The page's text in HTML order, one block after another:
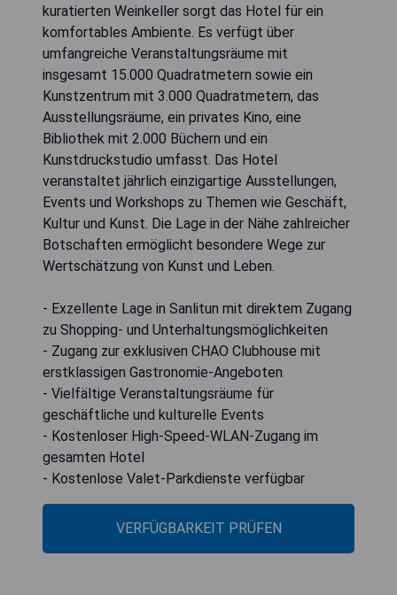
kuratierten Weinkeller sorgt das Hotel für ein
komfortables Ambiente. Es verfügt über
umfangreiche Veranstaltungsräume mit
insgesamt 15.000 Quadratmetern sowie ein
Kunstzentrum mit 3.000 Quadratmetern, das
Ausstellungsräume, ein privates Kino, eine
Bibliothek mit 2.000 Büchern und ein
Kunstdruckstudio umfasst. Das Hotel
veranstaltet jährlich einzigartige Ausstellungen,
Events und Workshops zu Themen wie Geschäft,
Kultur und Kunst. Die Lage in der Nähe zahlreicher
Botschaften ermöglicht besondere Wege zur
Wertschätzung von Kunst und Leben.
- Exzellente Lage in Sanlitun mit direktem Zugang
zu Shopping- und Unterhaltungsmöglichkeiten
- Zugang zur exklusiven CHAO Clubhouse mit
erstklassigen Gastronomie-Angeboten
- Vielfältige Veranstaltungsräume für
geschäftliche und kulturelle Events
- Kostenloser High-Speed-WLAN-Zugang im
gesamten Hotel
- Kostenlose Valet-Parkdienste verfügbar
VERFÜGBARKEIT PRÜFEN